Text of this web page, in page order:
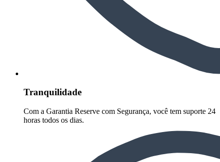
Tranquilidade
Com a Garantia Reserve com Segurança, você tem suporte 24
horas todos os dias.